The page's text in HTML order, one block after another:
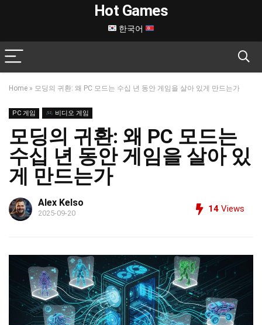
Hot Games
한국어
Home » 모딩의 귀환: 왜 PC 모드는 수십 년 동안 게임을 살아 있게 만드는가
PC 게임 비디오 게임
모딩의 귀환: 왜 PC 모드는
수십 년 동안 게임을 살아 있
게 만드는가
Alex Kelso
2025-09-20 14 Views